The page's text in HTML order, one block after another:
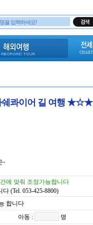
쉐콰이어 길 여행 ★☆★
~
에 맞춰 조정가능합니다
(Tel. 053-425-8800)
합니다
아동 : 명